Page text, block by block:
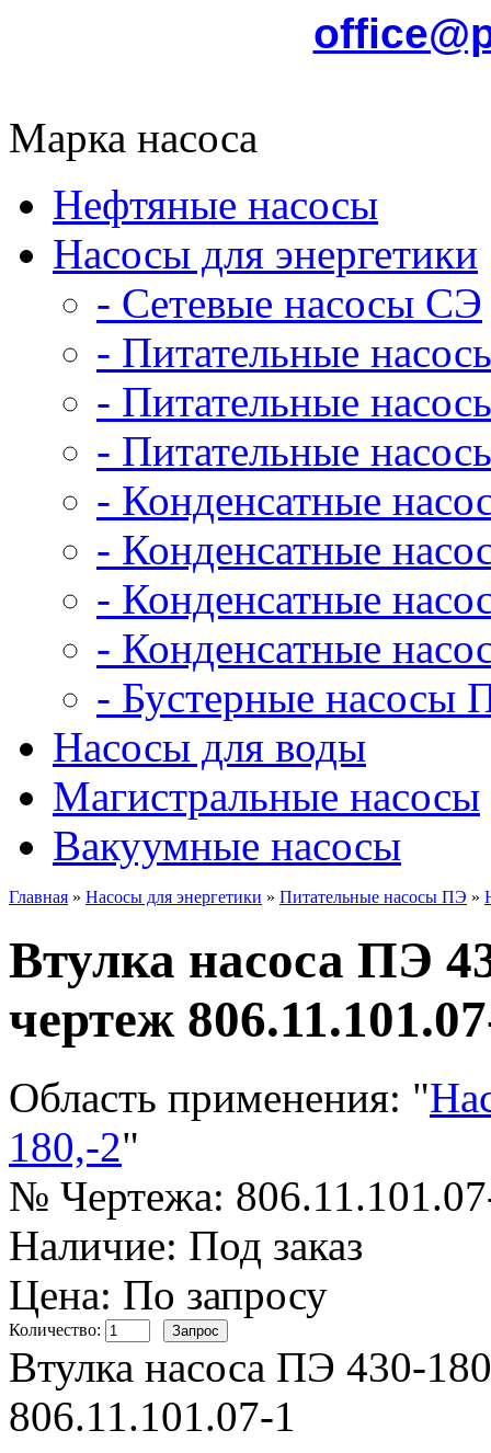
Марка насоса
Нефтяные насосы
Насосы для энергетики
- Сетевые насосы СЭ
- Питательные
- Питательные
- Питательные
- Конденсатные
- Конденсатные
- Конденсатные
- Конденсатные
- Бустерные насосы
Насосы для воды
Магистральные насосы
Вакуумные насосы
Главная » Насосы для энергетики » Питательные насосы ПЭ »
Втулка насоса ПЭ
чертеж
Область применения: "
180,-2"
№ Чертежа:
Наличие: Под заказ
Цена: По запросу
Количество:
Втулка насоса ПЭ 430-
806.11.101.07-1